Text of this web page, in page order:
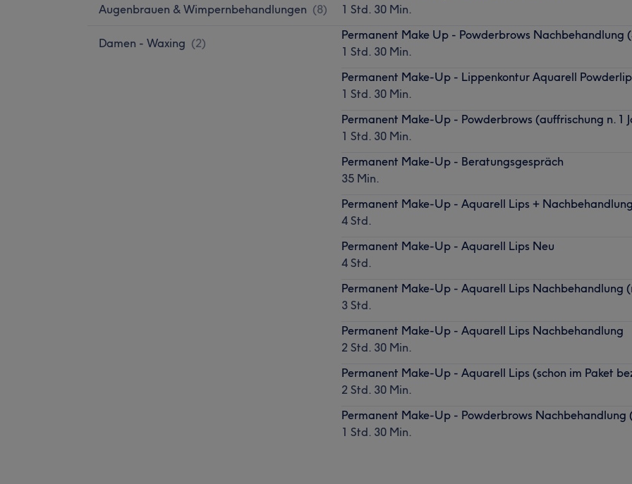
Augenbrauen & Wimpernbehandlungen (8)
Damen - Waxing (2)
1 Std. 30 Min.
Permanent Make Up - Powderbrows Nachbehandlung
1 Std. 30 Min.
Permanent Make-Up - Lippenkontur Aquarell
1 Std. 30 Min.
Permanent Make-Up - Powderbrows (auffrischung n. 1
1 Std. 30 Min.
Permanent Make-Up - Beratungsgespräch
35 Min.
Permanent Make-Up - Aquarell Lips +
4 Std.
Permanent Make-Up - Aquarell Lips Neu
4 Std.
Permanent Make-Up - Aquarell Lips Nachbehandlung
3 Std.
Permanent Make-Up - Aquarell Lips Nachbehandlung
2 Std. 30 Min.
Permanent Make-Up - Aquarell Lips (schon im Paket
2 Std. 30 Min.
Permanent Make-Up - Powderbrows Nachbehandlung
1 Std. 30 Min.